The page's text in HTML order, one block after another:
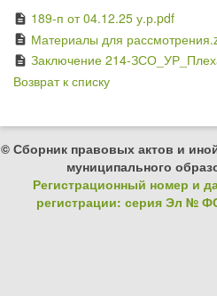
description 189-п от 04.12.25 у.р.pdf
description Материалы для
description Заключение 214-
Возврат к списку
© Сборник правовых актов и
муниципального
Регистрационный номер и
регистрации: серия Эл №